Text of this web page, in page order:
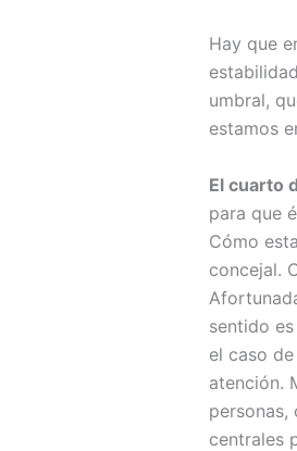
Hay que
umbral,
estamos
El cuarto
para que
Cómo
concejal.
sentido
el caso
atención.
centrales